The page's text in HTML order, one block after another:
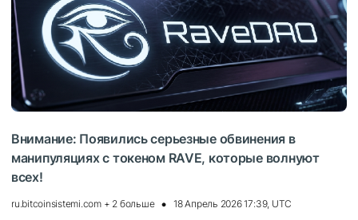
Внимание: Появились серьезные обвинения в
манипуляциях с токеном RAVE, которые волнуют
всех!
ru.bitcoinsistemi.com + 2 больше 18 Апрель 2026 17:39, UTC